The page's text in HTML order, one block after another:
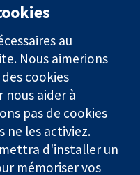
nous
Actualités
Service de
presse
Qui sommes-
nous
Offres
d'emploi
au
Nous aimerions
cookies
aider à
pas de cookies
ne les activiez.
d'installer un
mémoriser vos